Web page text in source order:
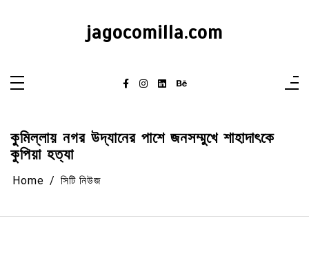
jagocomilla.com
কুমিল্লায় নগর উদ্যানের পাশে জনসম্মুখে শাহাদাৎকে
কুপিয়া হত্যা
Home সিটি নিউজ